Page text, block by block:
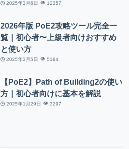
2025年3月6日 12357
2026年版 PoE2攻略ツール完全一
覧｜初心者〜上級者向けおすすめ
と使い方
2025年3月5日 5184
【PoE2】Path of Building2の使い
方｜初心者向けに基本を解説
2025年1月29日 3297